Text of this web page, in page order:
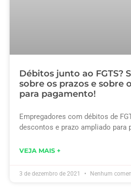
Débitos junto ao FGTS?
sobre os prazos e sobre
para pagamento!
Empregadores com débitos de
descontos e prazo ampliado para
VEJA MAIS +
3 de dezembro de 2021 Nenhum